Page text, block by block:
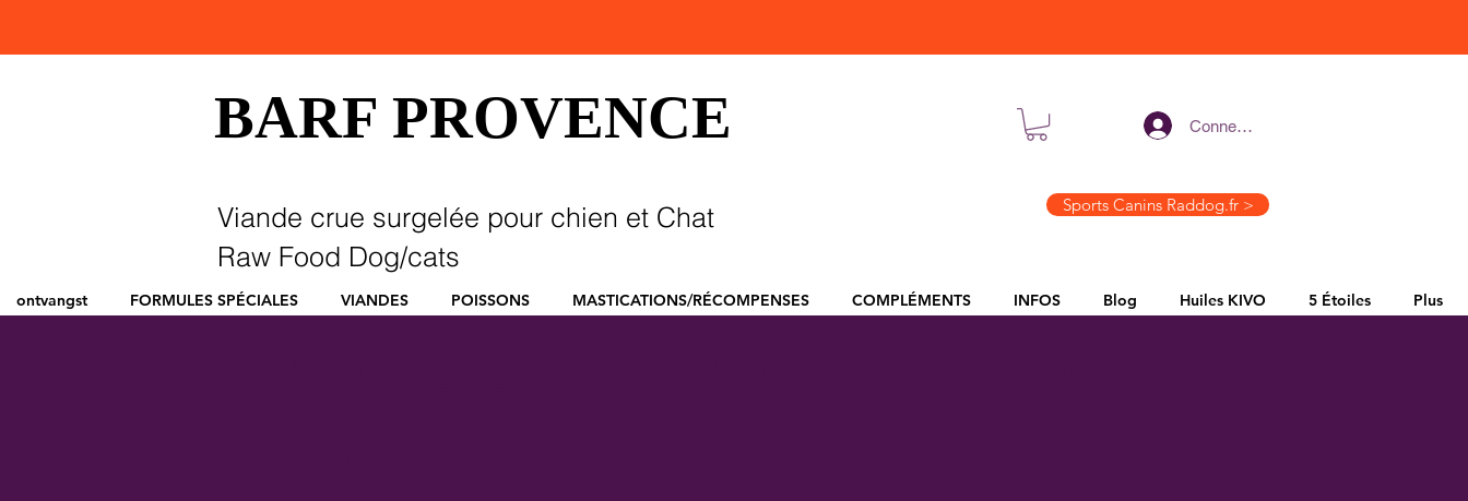
BARF PROVENCE Connexion
Viande crue surgelée pour chien et Chat
Raw Food Dog/cats
Sports Canins Raddog.fr >
ontvangst FORMULES SPÉCIALES VIANDES POISSONS MASTICATIONS/RÉCOMPENSES COMPLÉMENTS INFOS Blog Huiles KIVO 5 Étoiles Plus